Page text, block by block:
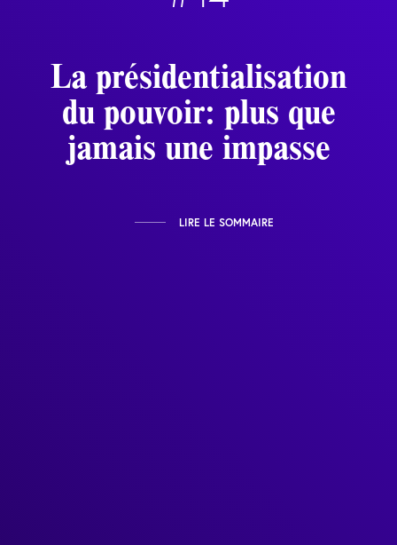
La présidentialisation
du pouvoir: plus que
jamais une impasse
LIRE LE SOMMAIRE